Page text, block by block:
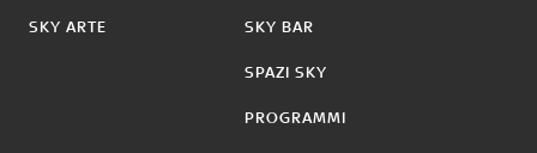
SKY ARTE SKY BAR
SPAZI SKY
PROGRAMMI